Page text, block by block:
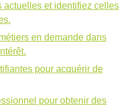
actuelles et identifiez celles
en demande dans
pour acquérir de
pour obtenir des